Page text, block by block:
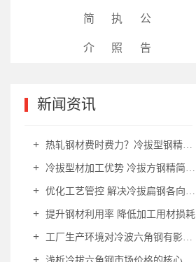
简
介
执
照
公
告
新闻资讯
热轧钢材费时费力？冷拔型钢精简加工降本增效
冷拔型材加工优势 冷拔方钢精简工序降本提效
优化工艺管控 解决冷拔扁钢各向异性难题
提升钢材利用率 降低加工用材损耗
工厂生产环境对冷波六角钢有影响吗